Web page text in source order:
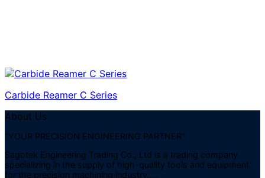
Carbide Reamer C Series
About Us
"YOUR PRECISION ENGINEERING PARTNER"
Sagotek Engineering Trading Co., Ltd is a trading company
specializing in the supply of high-quality tools and equipment
for the precision machining industry…..